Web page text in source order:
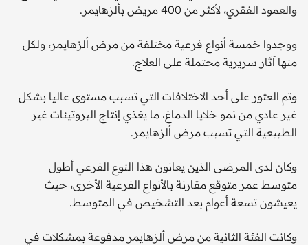
والعمود الفقري، لأكثر من 400 مريض بألزهايمر.
ووجدوا خمسة أنواع فرعية مختلفة من مرض ألزهايمر، ولكل
منها آثار سريرية محتملة على العلاج.
وتم العثور على أحد الاختلافات التي تسبب مستوى عاليا بشكل
غير عادي من نمو خلايا الدماغ، ما يغذي إنتاج البروتينات غير
الطبيعية التي تسبب مرض ألزهايمر.
وكان لدى المرضى الذين يعانون هذا النوع الفرعي أطول
متوسط عمر متوقع مقارنة بالأنواع الفرعية الأخرى، حيث
يعيشون تسعة أعوام بعد التشخيص في المتوسط.
وكانت الفئة الثانية من مرض ألزهايمر مدفوعة بمشكلات في